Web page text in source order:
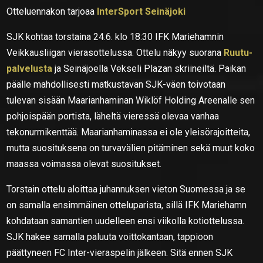
Otteluennakon tarjoaa InterSport Seinäjoki
SJK kohtaa torstaina 24.6. klo 18:30 IFK Mariehamnin
Veikkausliigan vierasottelussa. Ottelu näkyy suorana Ruutu-
palvelusta ja Seinäjoella Vekseli Plazan skriineiltä. Paikan
päälle mahdollisesti matkustavan SJK-väen toivotaan
tulevan sisään Maarianhaminan Wiklöf Holding Areenalle sen
pohjoispään portista, läheltä vieressä olevaa vanhaa
tekonurmikenttää. Maarianhaminassa ei ole yleisörajoitteita,
mutta suosituksena on turvavälien pitäminen sekä muut koko
maassa voimassa olevat suositukset.
Torstain ottelu aloittaa juhannuksen vieton Suomessa ja se
on samalla ensimmäinen otteluparista, sillä IFK Mariehamn
kohdataan samantien uudelleen ensi viikolla kotiottelussa.
SJK hakee samalla paluuta voittokantaan, tappioon
päättyneen FC Inter-vieraspelin jälkeen. Sitä ennen SJK